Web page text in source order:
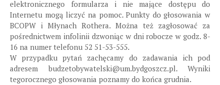
elektronicznego formularza i nie mające dostępu do
Internetu mogą liczyć na pomoc. Punkty do głosowania w
BCOPW i Młynach Rothera. Można też zagłosować za
pośrednictwem infolinii dzwoniąc w dni robocze w godz. 8-
16 na numer telefonu 52 51-53-555.
W przypadku pytań zachęcamy do zadawania ich pod
adresem budzetobywatelski@um.bydgoszcz.pl. Wyniki
tegorocznego głosowania poznamy do końca grudnia.